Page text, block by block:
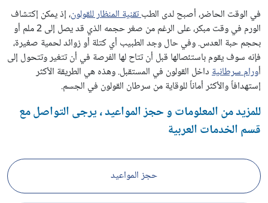
في الوقت الحاضر، أصبح لدى الطبتقنية المنظار للقولون، إذ يمكن إكتشاف
الورم في وقت مبكر، على الرغم من صغر حجمه الذي قد يصل إلى 2 ملم أو
بحجم حبة العدس. وفي حال وجد الطبيب أي كتلة أو زوائد لحمية صغيرة،
فإنه سوف يقوم باستئصالها قبل أن تتاح لها الفرصة في أن تتغير وتتحول إلى
أورام سرطانيةداخل القولون في المستقبل. وهذه هي الطريقة الأكثر
إستهدافاً والأكثر أماناً للوقاية من سرطان القولون في الجسم.
للمزيد من المعلومات و حجز المواعيد ، يرجى التواصل مع
قسم الخدمات العربية
حجز المواعيد